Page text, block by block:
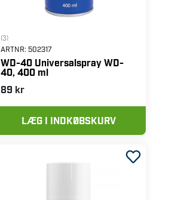
(3)
ARTNR:502317
WD-40 Universalspray WD-
40, 400 ml
89 kr
LÆG I INDKØBSKURV